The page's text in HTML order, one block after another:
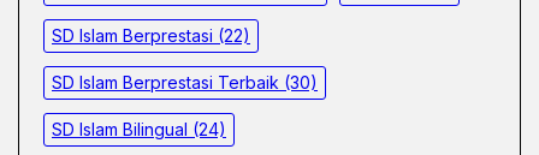
SD Islam Berprestasi (22)
SD Islam Berprestasi Terbaik (30)
SD Islam Bilingual (24)